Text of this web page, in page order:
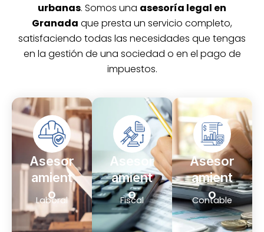
urbanas. Somos una asesoría legal en
Granada que presta un servicio completo,
satisfaciendo todas las necesidades que tengas
en la gestión de una sociedad o en el pago de
impuestos.
Asesor
amient
o
Laboral
Asesor
amient
o
Fiscal
Asesor
amient
o
Contable